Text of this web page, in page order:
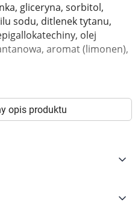
w celu
serwisu do Twoich
. Możesz określić
lub dostępu do
klikając
gliceryna, sorbitol,
sodu, ditlenek tytanu,
olej
aromat (limonen),
opis produktu